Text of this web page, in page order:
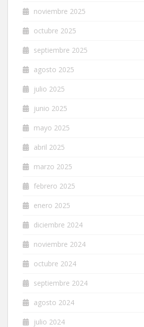
noviembre 2025
octubre 2025
septiembre 2025
agosto 2025
julio 2025
junio 2025
mayo 2025
abril 2025
marzo 2025
febrero 2025
enero 2025
diciembre 2024
noviembre 2024
octubre 2024
septiembre 2024
agosto 2024
julio 2024